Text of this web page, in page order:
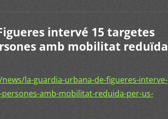
intervé 15 targetes
amb mobilitat reduïda
la-guardia-urbana-de-figueres-interve-
amb-mobilitat-reduida-per-us-